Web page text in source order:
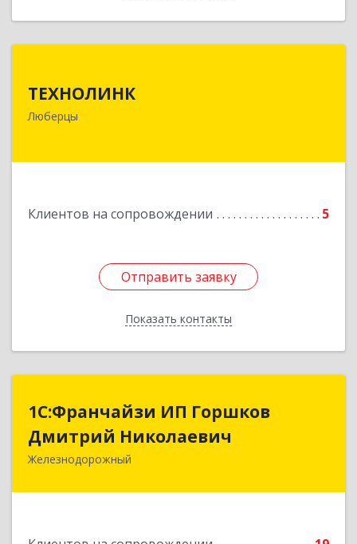
ТЕХНОЛИНК
Люберцы
Клиентов на сопровождении 5
Отправить заявку
Показать контакты
Отправить заявку
Назад
1С:Франчайзи ИП Горшков
Дмитрий Николаевич
Железнодорожный
1С:Франчайзи ИП Горшков
Дмитрий Николаевич
143980, Московская обл, Железнодорожный г,